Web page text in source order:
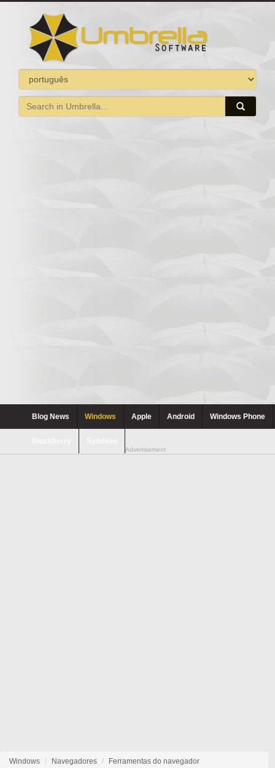
Blog News Windows Apple Android Windows Phone
Advertisement
Windows Navegadores Ferramentas do navegador